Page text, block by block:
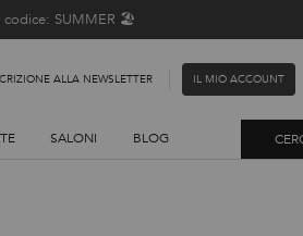
codice: SUMMER 🏖️
ALLA NEWSLETTER IL MIO ACCOUNT
SALONI BLOG